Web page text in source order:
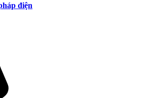
điện